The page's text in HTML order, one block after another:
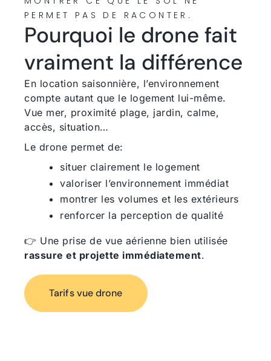
PERMET PAS DE RACONTER.
Pourquoi le drone fait
vraiment la différence
En location saisonnière, l’environnement
compte autant que le logement lui-même.
Vue mer, proximité plage, jardin, calme,
accès, situation…
Le drone permet de:
situer clairement le logement
valoriser l’environnement immédiat
montrer les volumes et les extérieurs
renforcer la perception de qualité
👉 Une prise de vue aérienne bien utilisée
rassure et projette immédiatement.
Tarifs vue drone